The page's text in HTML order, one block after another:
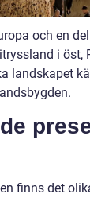
och en
i öst,
landskapet
finns det